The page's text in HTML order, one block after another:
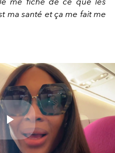
ma santé et ça me fait me
Play